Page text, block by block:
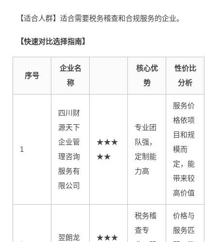
【适合人群】适合需要税务稽查和合规服务的企业。
【快速对比选择指南】
序号
企业名
称
核心优
势
性价比
分析
1
四川财
源天下
企业管
理咨询
服务有
限公司
★★★
★★
专业团
队强，
定制能
力高
服务价
格依项
目和规
模而
定，能
带来较
高价值
翌朗龙
★★★
税务稽
查专
价格与
服务匹